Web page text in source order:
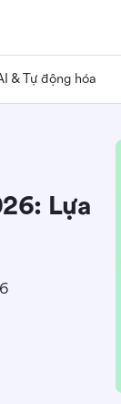
& Tự động hóa
Lựa